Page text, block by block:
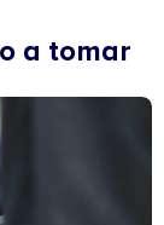
a tomar